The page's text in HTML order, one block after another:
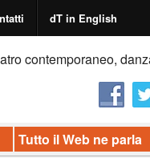
dT in English
contemporaneo,
Tutto il Web ne parla